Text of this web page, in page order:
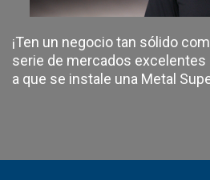
¡Ten un negocio tan sólido
serie de mercados
a que se instale una Metal